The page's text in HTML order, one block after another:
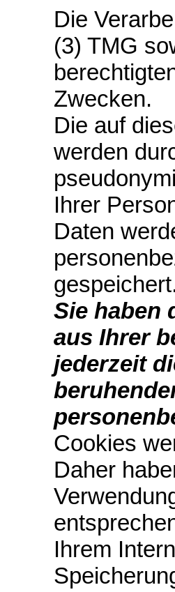
Die
(3) TMG
Zwecken.
Die auf
werden
Ihrer
Daten
Sie haben
aus Ihrer
jederzeit
Cookies
Daher
Ihrem